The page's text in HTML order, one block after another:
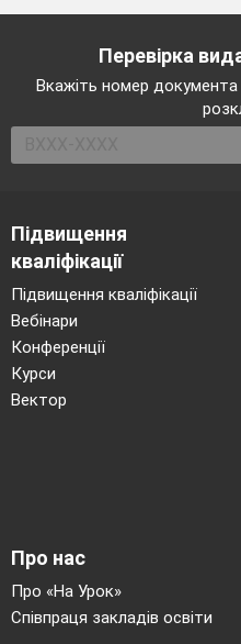
Перевірка
Вкажіть номер
Підвищення
кваліфікації
Підвищення кваліфікації
Вебінари
Конференції
Курси
Вектор
Про нас
Про «На Урок»
Співпраця закладів освіти